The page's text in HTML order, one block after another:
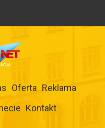
Oferta Reklama
Kontakt